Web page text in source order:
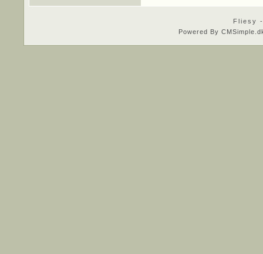
Fliesy
Powered By